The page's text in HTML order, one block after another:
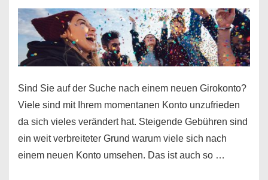
ohne
Einkommensnachweis
Sind Sie auf der Suche nach einem neuen Girokonto?
Viele sind mit Ihrem momentanen Konto unzufrieden
da sich vieles verändert hat. Steigende Gebühren sind
ein weit verbreiteter Grund warum viele sich nach
einem neuen Konto umsehen. Das ist auch so …